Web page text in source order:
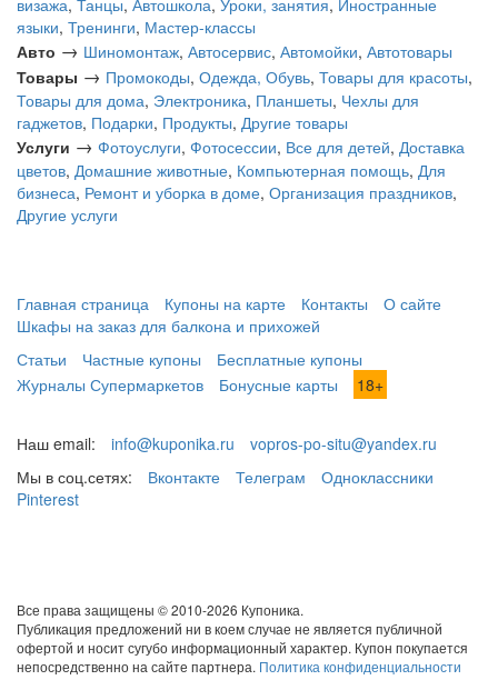
визажа, Танцы, Автошкола, Уроки, занятия, Иностранные
языки, Тренинги, Мастер-классы
Авто → Шиномонтаж, Автосервис, Автомойки, Автотовары
Товары → Промокоды, Одежда, Обувь, Товары для красоты,
Товары для дома, Электроника, Планшеты, Чехлы для
гаджетов, Подарки, Продукты, Другие товары
Услуги → Фотоуслуги, Фотосессии, Все для детей, Доставка
цветов, Домашние животные, Компьютерная помощь, Для
бизнеса, Ремонт и уборка в доме, Организация праздников,
Другие услуги
Главная страница Купоны на карте Контакты
О сайте
Шкафы на заказ для балкона и прихожей
Статьи
Частные купоны
Бесплатные купоны
Журналы Супермаркетов
Бонусные карты 18+
Наш email: info@kuponika.ru
vopros-po-situ@yandex.ru
Мы в соц.сетях:
Вконтакте Телеграм
Одноклассники
Pinterest
Все права защищены © 2010-2026 Купоника.
Публикация предложений ни в коем случае не является публичной
офертой и носит сугубо информационный характер. Купон покупается
непосредственно на сайте партнера. Политика конфиденциальности